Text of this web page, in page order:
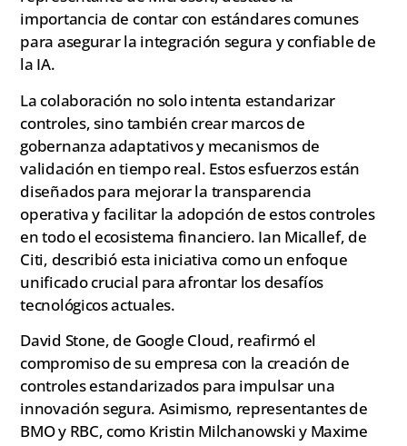
importancia de contar con estándares comunes
para asegurar la integración segura y confiable de
la IA.
La colaboración no solo intenta estandarizar
controles, sino también crear marcos de
gobernanza adaptativos y mecanismos de
validación en tiempo real. Estos esfuerzos están
diseñados para mejorar la transparencia
operativa y facilitar la adopción de estos controles
en todo el ecosistema financiero. Ian Micallef, de
Citi, describió esta iniciativa como un enfoque
unificado crucial para afrontar los desafíos
tecnológicos actuales.
David Stone, de Google Cloud, reafirmó el
compromiso de su empresa con la creación de
controles estandarizados para impulsar una
innovación segura. Asimismo, representantes de
BMO y RBC, como Kristin Milchanowski y Maxime